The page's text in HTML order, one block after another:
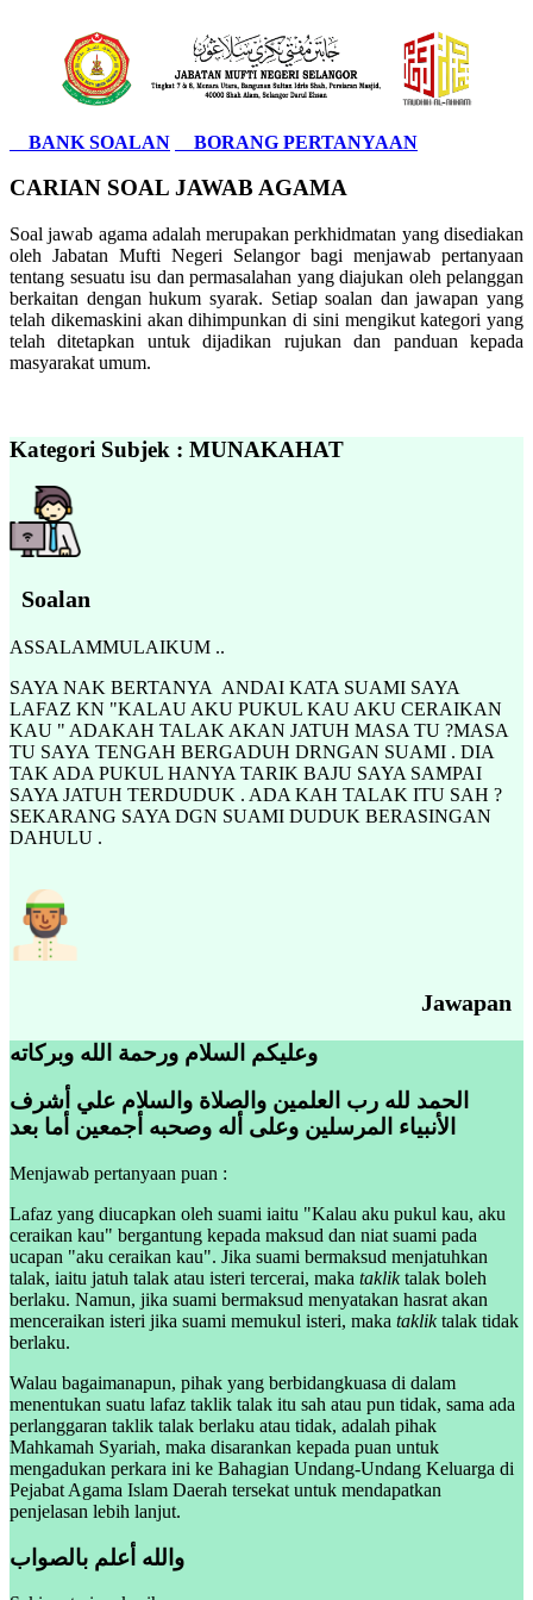
BANK SOALAN BORANG PERTANYAAN
CARIAN SOAL JAWAB AGAMA
Soal jawab agama adalah merupakan perkhidmatan yang disediakan
oleh Jabatan Mufti Negeri Selangor bagi menjawab pertanyaan
tentang sesuatu isu dan permasalahan yang diajukan oleh pelanggan
berkaitan dengan hukum syarak. Setiap soalan dan jawapan yang
telah dikemaskini akan dihimpunkan di sini mengikut kategori yang
telah ditetapkan untuk dijadikan rujukan dan panduan kepada
masyarakat umum.
Kategori Subjek : MUNAKAHAT
Soalan
ASSALAMMULAIKUM ..
SAYA NAK BERTANYA ANDAI KATA SUAMI SAYA
LAFAZ KN "KALAU AKU PUKUL KAU AKU CERAIKAN
KAU " ADAKAH TALAK AKAN JATUH MASA TU ?MASA
TU SAYA TENGAH BERGADUH DRNGAN SUAMI . DIA
TAK ADA PUKUL HANYA TARIK BAJU SAYA SAMPAI
SAYA JATUH TERDUDUK . ADA KAH TALAK ITU SAH ?
SEKARANG SAYA DGN SUAMI DUDUK BERASINGAN
DAHULU .
Jawapan
وعليكم السلام ورحمة الله وبركاته
الحمد لله رب العلمين والصلاة والسلام علي أشرف
الأنبياء المرسلين وعلى أله وصحبه أجمعين أما بعد
Menjawab pertanyaan puan :
Lafaz yang diucapkan oleh suami iaitu "Kalau aku pukul kau, aku
ceraikan kau" bergantung kepada maksud dan niat suami pada
ucapan "aku ceraikan kau". Jika suami bermaksud menjatuhkan
talak, iaitu jatuh talak atau isteri tercerai, maka takliktalak boleh
berlaku. Namun, jika suami bermaksud menyatakan hasrat akan
menceraikan isteri jika suami memukul isteri, maka takliktalak tidak
berlaku.
Walau bagaimanapun, pihak yang berbidangkuasa di dalam
menentukan suatu lafaz taklik talak itu sah atau pun tidak, sama ada
perlanggaran taklik talak berlaku atau tidak, adalah pihak
Mahkamah Syariah, maka disarankan kepada puan untuk
mengadukan perkara ini ke Bahagian Undang-Undang Keluarga di
Pejabat Agama Islam Daerah tersekat untuk mendapatkan
penjelasan lebih lanjut.
والله أعلم بالصواب